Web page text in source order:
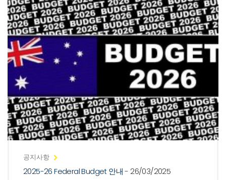
공지사항
2025-26 Federal Budget 안내- 26/03/2025